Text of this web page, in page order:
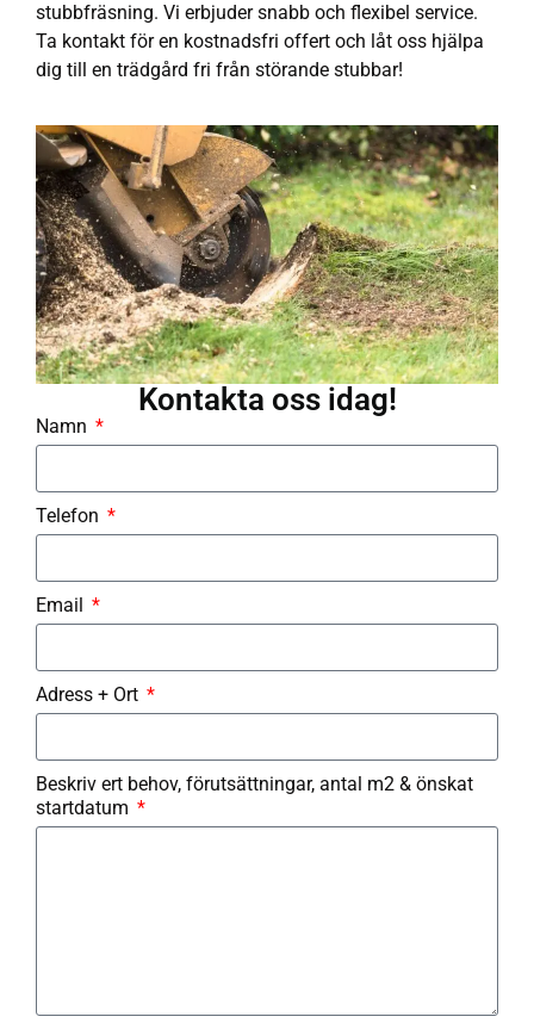
stubbfräsning. Vi erbjuder snabb och flexibel service.
Ta kontakt för en kostnadsfri offert och låt oss hjälpa
dig till en trädgård fri från störande stubbar!
Kontakta oss idag!
Namn
Telefon
Email
Adress + Ort
Beskriv ert behov, förutsättningar, antal m2 & önskat
startdatum